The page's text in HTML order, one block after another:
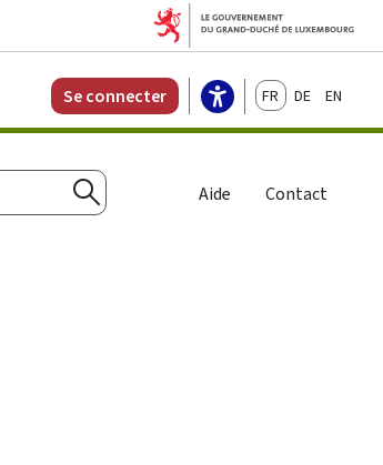
Se connecter FrançaisDeutschEnglish
Rechercher
Aide Contact